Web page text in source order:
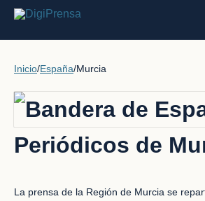
Inicio/España/Murcia
Periódicos de
La prensa de la Región de Murcia se